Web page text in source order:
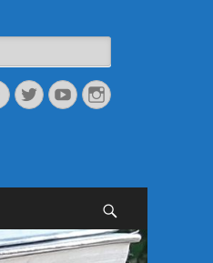
Facebook
TwitterYouTubeInstagram